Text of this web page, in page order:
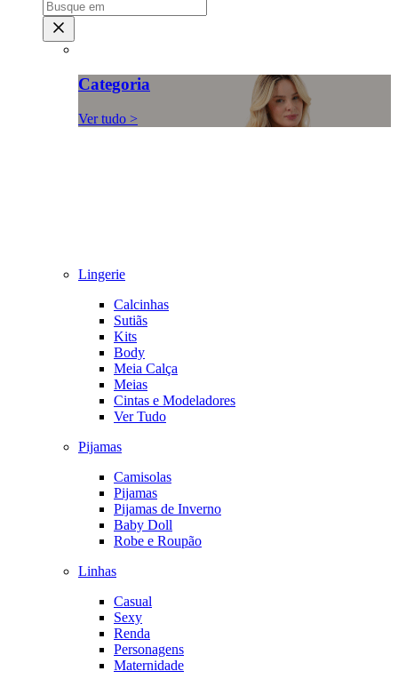
Categoria
Ver tudo >
Lingerie
Calcinhas
Sutiãs
Kits
Body
Meia Calça
Meias
Cintas e Modeladores
Ver Tudo
Pijamas
Camisolas
Pijamas
Pijamas de Inverno
Baby Doll
Robe e Roupão
Linhas
Casual
Sexy
Renda
Personagens
Maternidade